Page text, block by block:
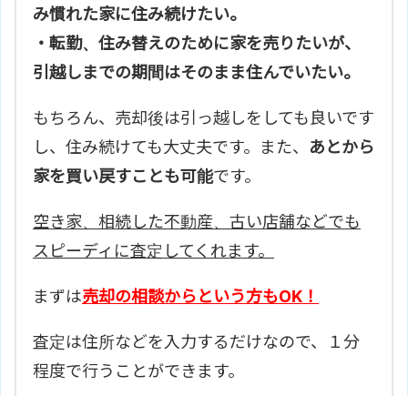
み慣れた家に住み続けたい。
・転勤、住み替えのために家を売りたいが、
引越しまでの期間はそのまま住んでいたい。
もちろん、売却後は引っ越しをしても良いです
し、住み続けても大丈夫です。また、 あとから
家を買い戻すことも可能です。
空き家、相続した不動産、古い店舗などでも
スピーディに査定してくれます。
まずは売却の相談からという方もOK！
査定は住所などを入力するだけなので、１分
程度で行うことができます。